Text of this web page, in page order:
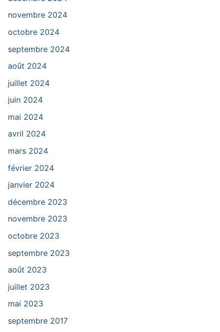
novembre 2024
octobre 2024
septembre 2024
août 2024
juillet 2024
juin 2024
mai 2024
avril 2024
mars 2024
février 2024
janvier 2024
décembre 2023
novembre 2023
octobre 2023
septembre 2023
août 2023
juillet 2023
mai 2023
septembre 2017